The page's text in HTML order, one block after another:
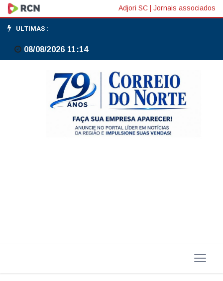
Luta
de
Luiz
contra
racismo
Adjori SC Jornais associados
ULTIMAS :
08/08/2026 11:14